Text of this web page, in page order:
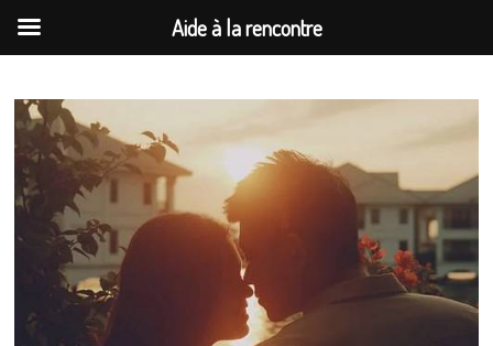
au
contenu
Aide à la rencontre